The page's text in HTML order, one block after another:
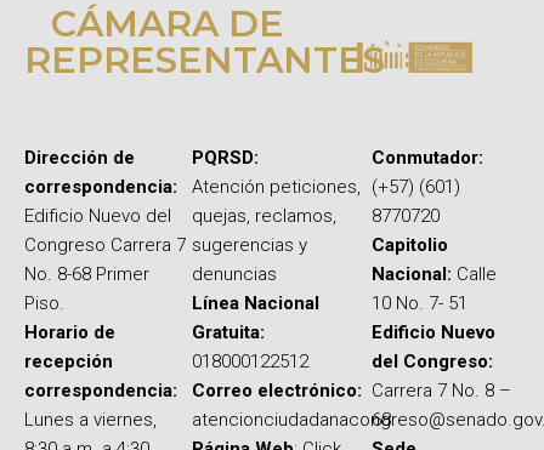
CÁMARA DE
REPRESENTANTES
Dirección de
correspondencia:
Edificio Nuevo del
Congreso Carrera 7
No. 8-68 Primer
Piso.
Horario de
recepción
correspondencia:
Lunes a viernes,
PQRSD:
Atención peticiones,
quejas, reclamos,
sugerencias y
denuncias
Línea Nacional
Gratuita:
018000122512
Correo electrónico:
Conmutador:
(+57) (601)
8770720
Capitolio
Nacional: Calle
10 No. 7- 51
Edificio Nuevo
del Congreso:
Carrera 7 No. 8 –
68